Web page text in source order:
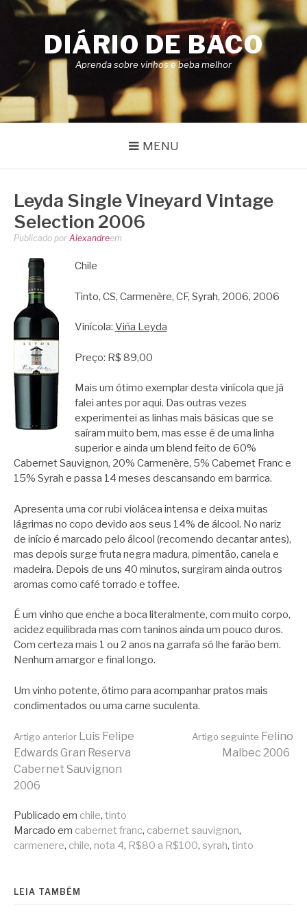
Pular
DIÁRIO DE BACO
Aprenda sobre vinhos e beba melhor
MENU
Leyda Single Vineyard Vintage
Selection 2006
Publicado por Alexandreem
Chile
Tinto, CS, Carmenère, CF, Syrah, 2006, 2006
Vinícola: Viña Leyda
Preço: R$ 89,00
Mais um ótimo exemplar desta vinícola que já
falei antes por aqui. Das outras vezes
experimentei as linhas mais básicas que se
saíram muito bem, mas esse é de uma linha
superior e ainda um blend feito de 60%
Cabernet Sauvignon, 20% Carmenère, 5% Cabernet Franc e
15% Syrah e passa 14 meses descansando em barrrica.
Apresenta uma cor rubi violácea intensa e deixa muitas
lágrimas no copo devido aos seus 14% de álcool. No nariz
de início é marcado pelo álcool (recomendo decantar antes),
mas depois surge fruta negra madura, pimentão, canela e
madeira. Depois de uns 40 minutos, surgiram ainda outros
aromas como café torrado e toffee.
É um vinho que enche a boca literalmente, com muito corpo,
acidez equilibrada mas com taninos ainda um pouco duros.
Com certeza mais 1 ou 2 anos na garrafa só lhe farão bem.
Nenhum amargor e final longo.
Um vinho potente, ótimo para acompanhar pratos mais
condimentados ou uma carne suculenta.
Continue
lendo
Artigo anterior Luis Felipe
Edwards Gran Reserva
Cabernet Sauvignon
2006
Artigo seguinte Felino
Malbec 2006
Publicado em chile, tinto
Marcado em cabernet franc, cabernet sauvignon,
carmenere, chile, nota 4, R$80 a R$100, syrah, tinto
LEIA TAMBÉM